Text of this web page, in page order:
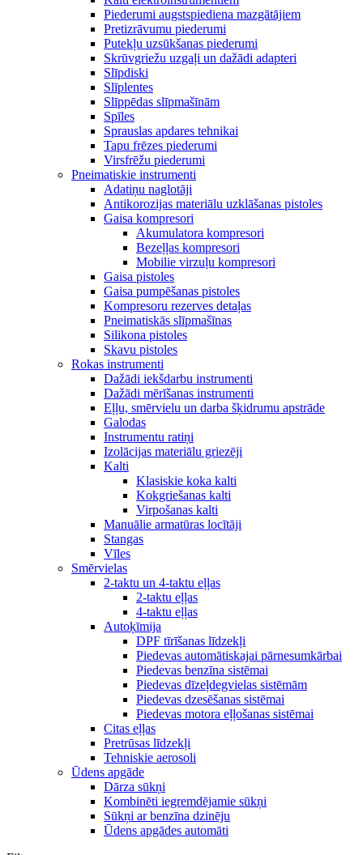
Piederumi augstspiediena mazgātājiem
Pretizrāvumu piederumi
Putekļu uzsūkšanas piederumi
Skrūvgriežu uzgaļi un dažādi adapteri
Slīpdiski
Slīplentes
Slīppēdas slīpmašīnām
Spīles
Sprauslas apdares tehnikai
Tapu frēzes piederumi
Virsfrēžu piederumi
Pneimatiskie instrumenti
Adatiņu naglotāji
Antikorozijas materiālu uzklāšanas pistoles
Gaisa kompresori
Akumulatora kompresori
Bezeļļas kompresori
Mobilie virzuļu kompresori
Gaisa pistoles
Gaisa pumpēšanas pistoles
Kompresoru rezerves detaļas
Pneimatiskās slīpmašīnas
Silikona pistoles
Skavu pistoles
Rokas instrumenti
Dažādi iekšdarbu instrumenti
Dažādi mērīšanas instrumenti
Eļļu, smērvielu un darba šķidrumu apstrāde
Galodas
Instrumentu ratiņi
Izolācijas materiālu griezēji
Kalti
Klasiskie koka kalti
Kokgriešanas kalti
Virpošanas kalti
Manuālie armatūras locītāji
Stangas
Vīles
Smērvielas
2-taktu un 4-taktu eļļas
2-taktu eļļas
4-taktu eļļas
Autoķīmija
DPF tīrīšanas līdzekļi
Piedevas automātiskajai pārnesumkārbai
Piedevas benzīna sistēmai
Piedevas dīzeļdegvielas sistēmām
Piedevas dzesēšanas sistēmai
Piedevas motora eļļošanas sistēmai
Citas eļļas
Pretrūsas līdzekļi
Tehniskie aerosoli
Ūdens apgāde
Dārza sūkņi
Kombinēti iegremdējamie sūkņi
Sūkņi ar benzīna dzinēju
Ūdens apgādes automāti